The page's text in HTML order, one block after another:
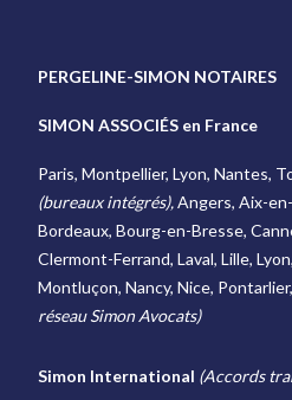
PERGELINE-SIMON NOTAIRES
SIMON ASSOCIÉS en France
Paris, Montpellier, Lyon, Nantes,
(bureaux intégrés),Angers, Aix-
Bordeaux, Bourg-en-Bresse,
Clermont-Ferrand, Laval, Lille,
Montluçon, Nancy, Nice,
réseau Simon Avocats)
Simon International (Accords